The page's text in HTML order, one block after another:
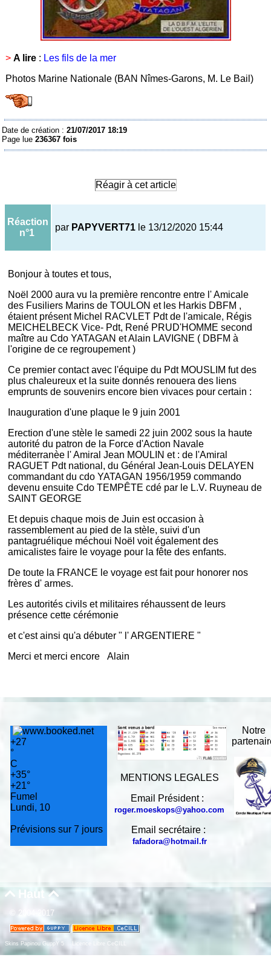
>A lire : Les fils de la mer
Photos Marine Nationale (BAN Nîmes-Garons, M. Le Bail)
Date de création :21/07/2017 18:19
Page lue236367 fois
Réagir à cet article
Réaction
n°1
par PAPYVERT71 le 13/12/2020 15:44
Bonjour à toutes et tous,
Noël 2000 aura vu la première rencontre entre l' Amicale
des Fusiliers Marins de TOULON et les Harkis DBFM ,
étaient présent Michel RACVLET Pdt de l'amicale, Régis
MEICHELBECK Vice- Pdt, René PRUD'HOMME second
maître au Cdo YATAGAN et Alain LAVIGNE ( DBFM à
l'origine de ce regroupement )
Ce premier contact avec l'équipe du Pdt MOUSLIM fut des
plus chaleureux et la suite donnés renouera des liens
emprunts de souvenirs encore bien vivaces pour certain :
Inauguration d'une plaque le 9 juin 2001
Erection d'une stèle le samedi 22 juin 2002 sous la haute
autorité du patron de la Force d'Action Navale
méditerranèe l' Amiral Jean MOULIN et : de l'Amiral
RAGUET Pdt national, du Général Jean-Louis DELAYEN
commandant du cdo YATAGAN 1956/1959 commando
devenu ensuite Cdo TEMPÊTE cdé par le L.V. Ruyneau de
SAINT GEORGE
Et depuis chaque mois de Juin est occasion à
rassemblement au pied de la stèle, suivi d'un
pantagruélique méchoui Noël voit également des
amicalistes faire le voyage pour la fête des enfants.
De toute la FRANCE le voyage est fait pour honorer nos
frères d' armes.
Les autorités civils et militaires réhaussent de leurs
présence cette cérémonie
et c'est ainsi qu'a débuter " l' ARGENTIERE "
Merci et merci encore Alain
+27
°
C
+35°
+21°
Fumel
Lundi, 10
Prévisions sur 7 jours
MENTIONS LEGALES
Email Président :
roger.moeskops@yahoo.com
Email secrétaire :
fafadora@hotmail.fr
Notre
Haut
© 2004-2017
Skins Papinou GuppY 5 Licence Libre CeCILL